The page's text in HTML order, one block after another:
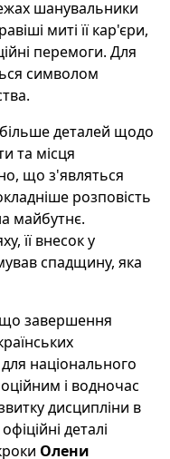
шанувальники
миті її кар'єри,
перемоги. Для
символом
більше деталей щодо
та місця
що з'являться
розповість
майбутнє.
її внесок у
спадщину, яка
завершення
національного
і водночас
дисципліни в
деталі
Олени